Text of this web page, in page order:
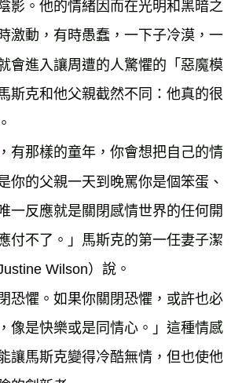
影。他的情緒因而在光明和黑暗之
激動，有時愚蠢，一下子冷漠，一
會進入讓周遭的人驚懼的「惡魔模
斯克和他父親截然不同：他真的很
有那樣的童年，你會想把自己的情
你的父親一天到晚罵你是個笨蛋、
一反應就是關閉感情世界的任何開
付不了。」馬斯克的第一任妻子潔
Wilson）說。
恐懼。如果你關閉恐懼，或許也必
像是快樂或是同情心。」這種情感
讓馬斯克變得冷酷無情，但也使他